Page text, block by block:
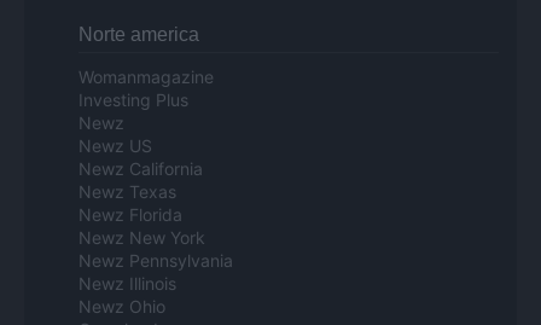
Norte america
Womanmagazine
Investing Plus
Newz
Newz US
Newz California
Newz Texas
Newz Florida
Newz New York
Newz Pennsylvania
Newz Illinois
Newz Ohio